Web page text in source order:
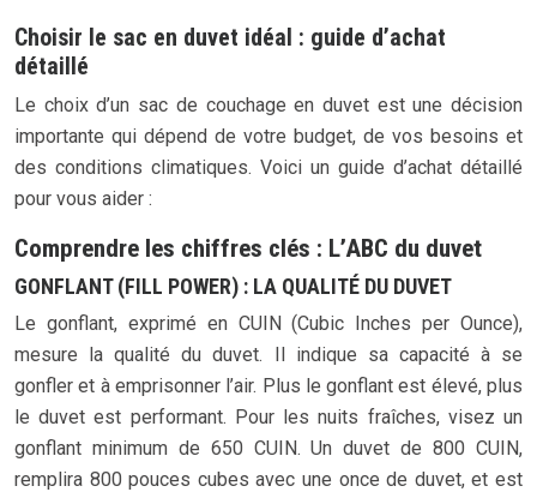
Choisir le sac en duvet idéal : guide d’achat
détaillé
Le choix d’un sac de couchage en duvet est une décision
importante qui dépend de votre budget, de vos besoins et
des conditions climatiques. Voici un guide d’achat détaillé
pour vous aider :
Comprendre les chiffres clés : L’ABC du duvet
GONFLANT (FILL POWER) : LA QUALITÉ DU DUVET
Le gonflant, exprimé en CUIN (Cubic Inches per Ounce),
mesure la qualité du duvet. Il indique sa capacité à se
gonfler et à emprisonner l’air. Plus le gonflant est élevé, plus
le duvet est performant. Pour les nuits fraîches, visez un
gonflant minimum de 650 CUIN. Un duvet de 800 CUIN,
remplira 800 pouces cubes avec une once de duvet, et est